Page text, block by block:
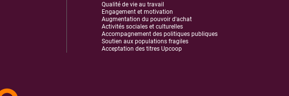
Qualité de vie au travail
Engagement et motivation
Augmentation du pouvoir d'achat
Activités sociales et culturelles
Accompagnement des politiques publiques
Soutien aux populations fragiles
Acceptation des titres Upcoop